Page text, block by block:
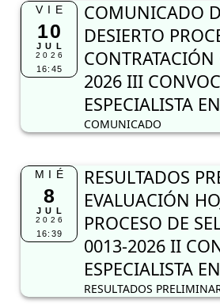
VIE
10
JUL
2026
16:45
COMUNICADO
DESIERTO
2026 III
ESPECIALISTA
COMUNICADO
MIÉ
8
JUL
2026
16:39
RESULTADOS
EVALUACIÓN
PROCESO DE
0013-2026 II
ESPECIALISTA
RESULTADOS